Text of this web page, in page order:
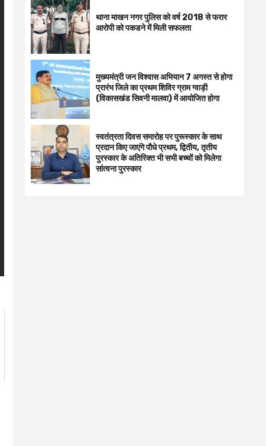
थाना माखन नगर पुलिस को वर्ष 2018 से फरार
आरोपी को पकडने में मिली सफलता
मुख्यमंत्री जन विश्वास अभियान 7 अगस्त से होगा
प्रारंभ जिले का प्रथम शिविर ग्राम ग्वाड़ी
(विकासखंड सिवनी मालवा) में आयोजित होगा
स्वतंत्रता दिवस समारोह पर पुरूस्‍कार के साथ
प्रदान किए जाएंगे पौधे प्रथम, द्वितीय, तृतीय
पुरस्कार के अतिरिक्त भी सभी बच्चों को मिलेगा
सांत्वना पुरस्कार